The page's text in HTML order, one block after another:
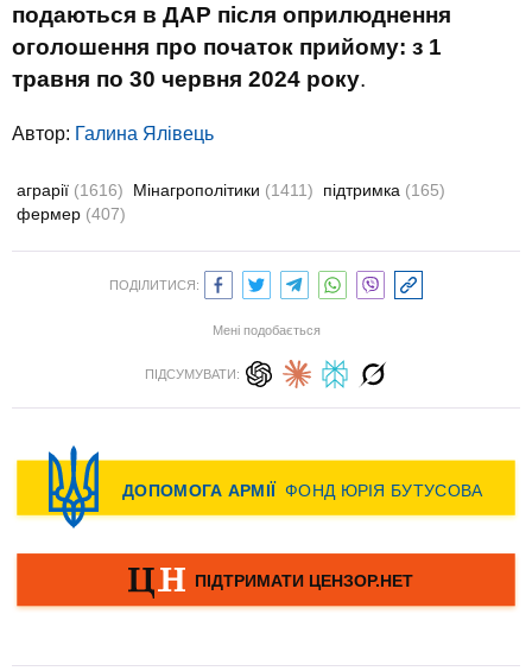
подаються в ДАР після оприлюднення
оголошення про початок прийому: з 1
травня по 30 червня 2024 року.
Автор: Галина Ялівець
аграрії (1616) Мінагрополітики (1411) підтримка (165)
фермер (407)
ПОДІЛИТИСЯ:
Мені подобається
ПІДСУМУВАТИ: